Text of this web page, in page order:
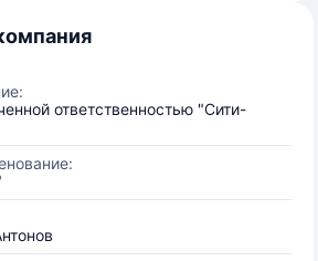
ответственностью "Сити-